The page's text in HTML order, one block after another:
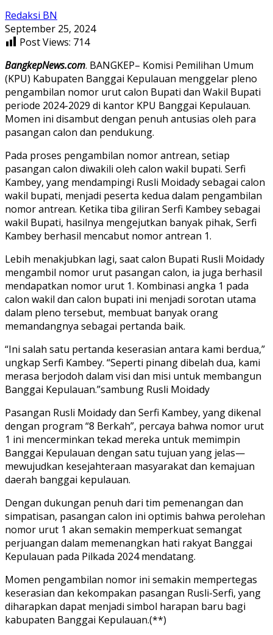
Redaksi BN
September 25, 2024
Post Views: 714
BangkepNews.com. BANGKEP– Komisi Pemilihan Umum
(KPU) Kabupaten Banggai Kepulauan menggelar pleno
pengambilan nomor urut calon Bupati dan Wakil Bupati
periode 2024-2029 di kantor KPU Banggai Kepulauan.
Momen ini disambut dengan penuh antusias oleh para
pasangan calon dan pendukung.
Pada proses pengambilan nomor antrean, setiap
pasangan calon diwakili oleh calon wakil bupati. Serfi
Kambey, yang mendampingi Rusli Moidady sebagai calon
wakil bupati, menjadi peserta kedua dalam pengambilan
nomor antrean. Ketika tiba giliran Serfi Kambey sebagai
wakil Bupati, hasilnya mengejutkan banyak pihak, Serfi
Kambey berhasil mencabut nomor antrean 1.
Lebih menakjubkan lagi, saat calon Bupati Rusli Moidady
mengambil nomor urut pasangan calon, ia juga berhasil
mendapatkan nomor urut 1. Kombinasi angka 1 pada
calon wakil dan calon bupati ini menjadi sorotan utama
dalam pleno tersebut, membuat banyak orang
memandangnya sebagai pertanda baik.
“Ini salah satu pertanda keserasian antara kami berdua,”
ungkap Serfi Kambey. “Seperti pinang dibelah dua, kami
merasa berjodoh dalam visi dan misi untuk membangun
Banggai Kepulauan.”sambung Rusli Moidady
Pasangan Rusli Moidady dan Serfi Kambey, yang dikenal
dengan program “8 Berkah”, percaya bahwa nomor urut
1 ini mencerminkan tekad mereka untuk memimpin
Banggai Kepulauan dengan satu tujuan yang jelas—
mewujudkan kesejahteraan masyarakat dan kemajuan
daerah banggai kepulauan.
Dengan dukungan penuh dari tim pemenangan dan
simpatisan, pasangan calon ini optimis bahwa perolehan
nomor urut 1 akan semakin memperkuat semangat
perjuangan dalam memenangkan hati rakyat Banggai
Kepulauan pada Pilkada 2024 mendatang.
Momen pengambilan nomor ini semakin mempertegas
keserasian dan kekompakan pasangan Rusli-Serfi, yang
diharapkan dapat menjadi simbol harapan baru bagi
kabupaten Banggai Kepulauan.(**)